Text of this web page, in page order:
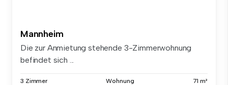
Mannheim
Die zur Anmietung stehende 3-Zimmerwohnung
befindet sich ...
3 Zimmer Wohnung 71 m²